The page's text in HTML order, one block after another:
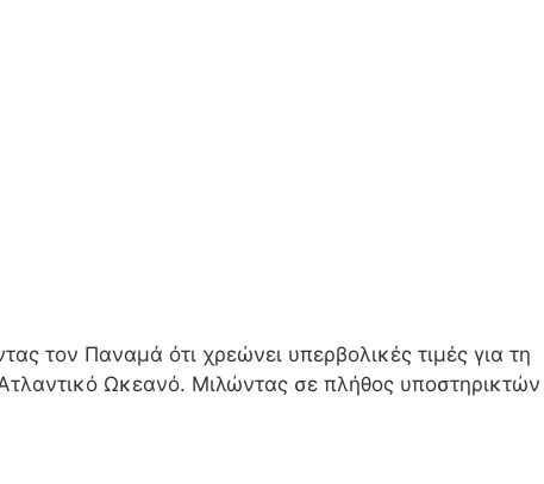
τον Παναμά ότι χρεώνει υπερβολικές τιμές για τη
Ατλαντικό Ωκεανό. Μιλώντας σε πλήθος υποστηρικτών